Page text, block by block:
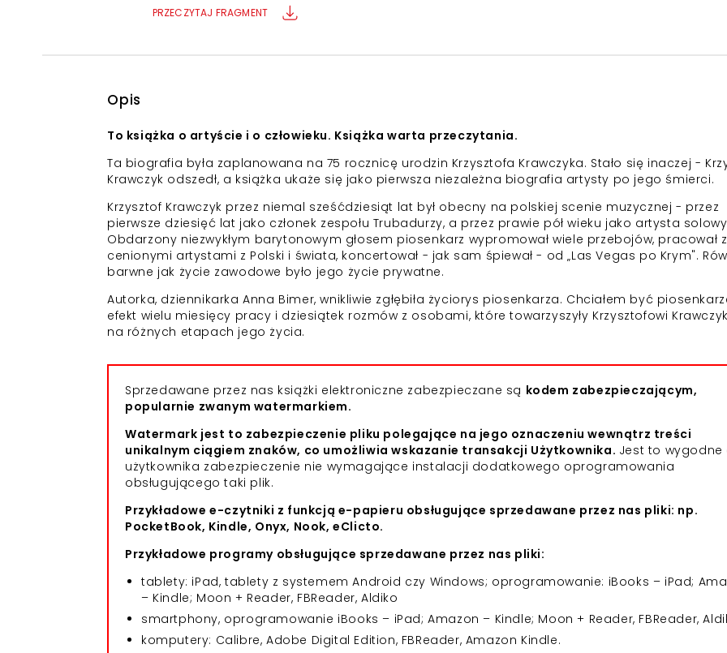
PRZECZYTAJ FRAGMENT
Opis
To książka o artyście i o człowieku. Książka warta przeczytania.
Ta biografia była zaplanowana na 75 rocznicę urodzin Krzysztofa Krawczyka. Stało się inaczej -
Krawczyk odszedł, a książka ukaże się jako pierwsza niezależna biografia artysty po jego śmierci.
Krzysztof Krawczyk przez niemal sześćdziesiąt lat był obecny na polskiej scenie muzycznej - przez
pierwsze dziesięć lat jako członek zespołu Trubadurzy, a przez prawie pół wieku jako artysta
Obdarzony niezwykłym barytonowym głosem piosenkarz wypromował wiele przebojów, pracował z
cenionymi artystami z Polski i świata, koncertował - jak sam śpiewał - od „Las Vegas po Krym".
barwne jak życie zawodowe było jego życie prywatne.
Autorka, dziennikarka Anna Bimer, wnikliwie zgłębiła życiorys piosenkarza. Chciałem być
efekt wielu miesięcy pracy i dziesiątek rozmów z osobami, które towarzyszyły Krzysztofowi
na różnych etapach jego życia.
Sprzedawane przez nas książki elektroniczne zabezpieczane są kodem zabezpieczającym,
popularnie zwanym watermarkiem.
Watermark jest to zabezpieczenie pliku polegające na jego oznaczeniu wewnątrz treści
unikalnym ciągiem znaków, co umożliwia wskazanie transakcji Użytkownika. Jest to wygodne
użytkownika zabezpieczenie nie wymagające instalacji dodatkowego oprogramowania
obsługującego taki plik.
Przykładowe e-czytniki z funkcją e-papieru obsługujące sprzedawane przez nas pliki: np.
PocketBook, Kindle, Onyx, Nook, eClicto.
Przykładowe programy obsługujące sprzedawane przez nas pliki:
tablety: iPad, tablety z systemem Android czy Windows; oprogramowanie: iBooks – iPad;
– Kindle; Moon + Reader, FBReader, Aldiko
smartphony, oprogramowanie iBooks – iPad; Amazon – Kindle; Moon + Reader, FBReader,
komputery: Calibre, Adobe Digital Edition, FBReader, Amazon Kindle.